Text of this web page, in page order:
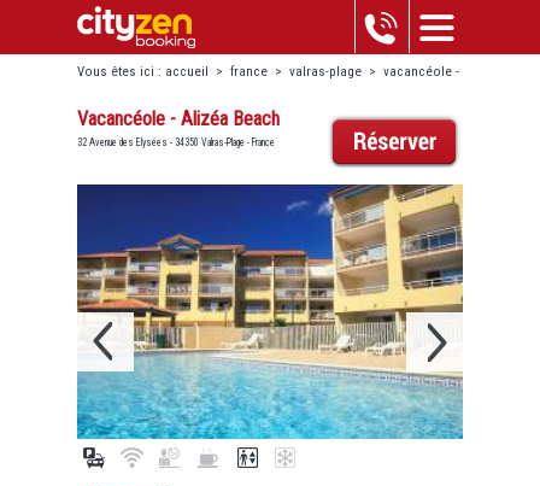
Vous êtes ici : accueil > france > valras-plage > vacancéole -
alizéa beach
Vacancéole - Alizéa Beach
32 Avenue des Elysées - 34350 Valras-Plage - France